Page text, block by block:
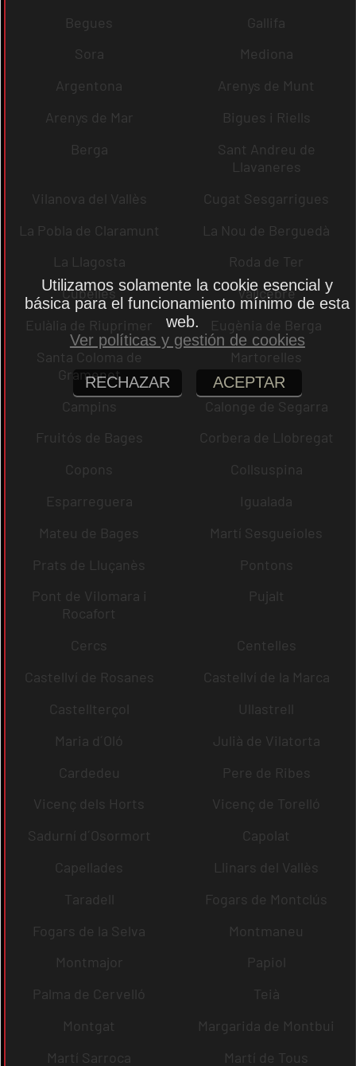
Begues
Gallifa
Sora
Mediona
Argentona
Arenys de Munt
Arenys de Mar
Bigues i Riells
Berga
Sant Andreu de
Llavaneres
Vilanova del Vallès
Cugat Sesgarrigues
La Pobla de Claramunt
La Nou de Berguedà
La Llagosta
Roda de Ter
Cubelles
Vallcebre
Eulàlia de Riuprimer
Eugènia de Berga
Santa Coloma de
Gramenet
Martorelles
Campins
Calonge de Segarra
Fruitós de Bages
Corbera de Llobregat
Copons
Collsuspina
Esparreguera
Igualada
Mateu de Bages
Martí Sesgueioles
Prats de Lluçanès
Pontons
Pont de Vilomara i
Rocafort
Pujalt
Cercs
Centelles
Castellví de Rosanes
Castellví de la Marca
Castellterçol
Ullastrell
Maria d´Oló
Julià de Vilatorta
Cardedeu
Pere de Ribes
Vicenç dels Horts
Vicenç de Torelló
Sadurní d´Osormort
Capolat
Capellades
Llinars del Vallès
Taradell
Fogars de Montclús
Fogars de la Selva
Montmaneu
Montmajor
Papiol
Palma de Cervelló
Teià
Montgat
Margarida de Montbui
Martí Sarroca
Martí de Tous
Utilizamos solamente la cookie esencial y
básica para el funcionamiento mínimo de esta
web.
Ver políticas y gestión de cookies
RECHAZAR ACEPTAR